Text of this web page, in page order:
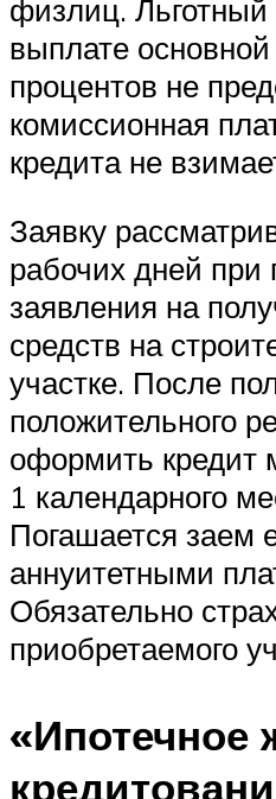
физлиц. Льготный
выплате
процентов не
комиссионная
кредита не
Заявку
рабочих дней при
заявления на
средств на
участке. После
положительного
оформить кредит
1 календарного
Погашается заем
аннуитетными
Обязательно
приобретаемого